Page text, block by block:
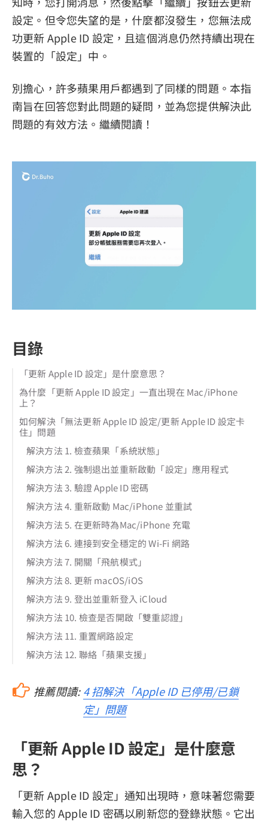
設定。但令您失望的是，什麼都沒發生，您無法成
功更新 Apple ID 設定，且這個消息仍然持續出現在
裝置的「設定」中。
別擔心，許多蘋果用戶都遇到了同樣的問題。本指
南旨在回答您對此問題的疑問，並為您提供解決此
問題的有效方法。繼續閱讀！
目錄
「更新 Apple ID 設定」是什麼意思？
為什麼「更新 Apple ID 設定」一直出現在 Mac/iPhone
上？
如何解決「無法更新 Apple ID 設定/更新 Apple ID 設定卡
住」問題
解決方法 1. 檢查蘋果「系統狀態」
解決方法 2. 強制退出並重新啟動「設定」應用程式
解決方法 3. 驗證 Apple ID 密碼
解決方法 4. 重新啟動 Mac/iPhone 並重試
解決方法 5. 在更新時為Mac/iPhone 充電
解決方法 6. 連接到安全穩定的 Wi-Fi 網路
解決方法 7. 開關「飛航模式」
解決方法 8. 更新 macOS/iOS
解決方法 9. 登出並重新登入 iCloud
解決方法 10. 檢查是否開啟「雙重認證」
解決方法 11. 重置網路設定
解決方法 12. 聯絡「蘋果支援」
推薦閱讀: 4 招解決「Apple ID 已停用/已鎖
定」問題
「更新 Apple ID 設定」是什麼意
思？
「更新 Apple ID 設定」通知出現時，意味著您需要
輸入您的 Apple ID 密碼以刷新您的登錄狀態。它出